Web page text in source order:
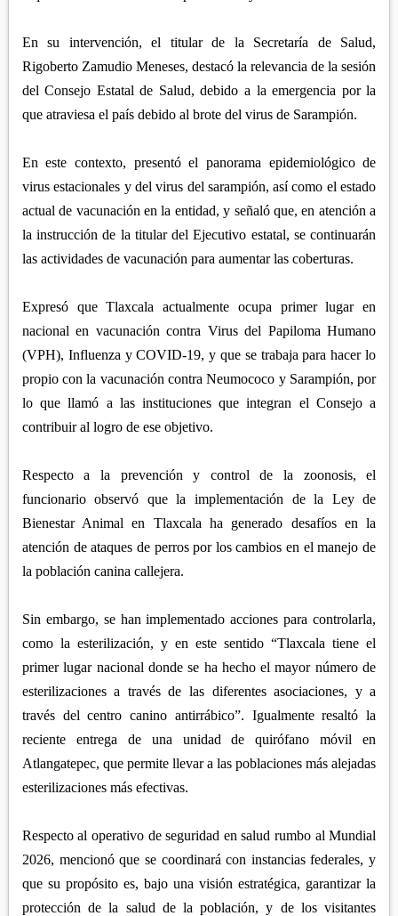
En su intervención, el titular de la Secretaría de Salud,
Rigoberto Zamudio Meneses, destacó la relevancia de la sesión
del Consejo Estatal de Salud, debido a la emergencia por la
que atraviesa el país debido al brote del virus de Sarampión.
En este contexto, presentó el panorama epidemiológico de
virus estacionales y del virus del sarampión, así como el estado
actual de vacunación en la entidad, y señaló que, en atención a
la instrucción de la titular del Ejecutivo estatal, se continuarán
las actividades de vacunación para aumentar las coberturas.
Expresó que Tlaxcala actualmente ocupa primer lugar en
nacional en vacunación contra Virus del Papiloma Humano
(VPH), Influenza y COVID-19, y que se trabaja para hacer lo
propio con la vacunación contra Neumococo y Sarampión, por
lo que llamó a las instituciones que integran el Consejo a
contribuir al logro de ese objetivo.
Respecto a la prevención y control de la zoonosis, el
funcionario observó que la implementación de la Ley de
Bienestar Animal en Tlaxcala ha generado desafíos en la
atención de ataques de perros por los cambios en el manejo de
la población canina callejera.
Sin embargo, se han implementado acciones para controlarla,
como la esterilización, y en este sentido “Tlaxcala tiene el
primer lugar nacional donde se ha hecho el mayor número de
esterilizaciones a través de las diferentes asociaciones, y a
través del centro canino antirrábico”. Igualmente resaltó la
reciente entrega de una unidad de quirófano móvil en
Atlangatepec, que permite llevar a las poblaciones más alejadas
esterilizaciones más efectivas.
Respecto al operativo de seguridad en salud rumbo al Mundial
2026, mencionó que se coordinará con instancias federales, y
que su propósito es, bajo una visión estratégica, garantizar la
protección de la salud de la población, y de los visitantes